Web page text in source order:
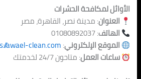
الأوائل لمكافحة الحشرات
العنوان: مدينة نصر، القاهرة، مصر
الهاتف: 01080892037
الموقع الإلكتروني:
awael-clean.com
ساعات العمل: متاحون 24/7 لخدمتك